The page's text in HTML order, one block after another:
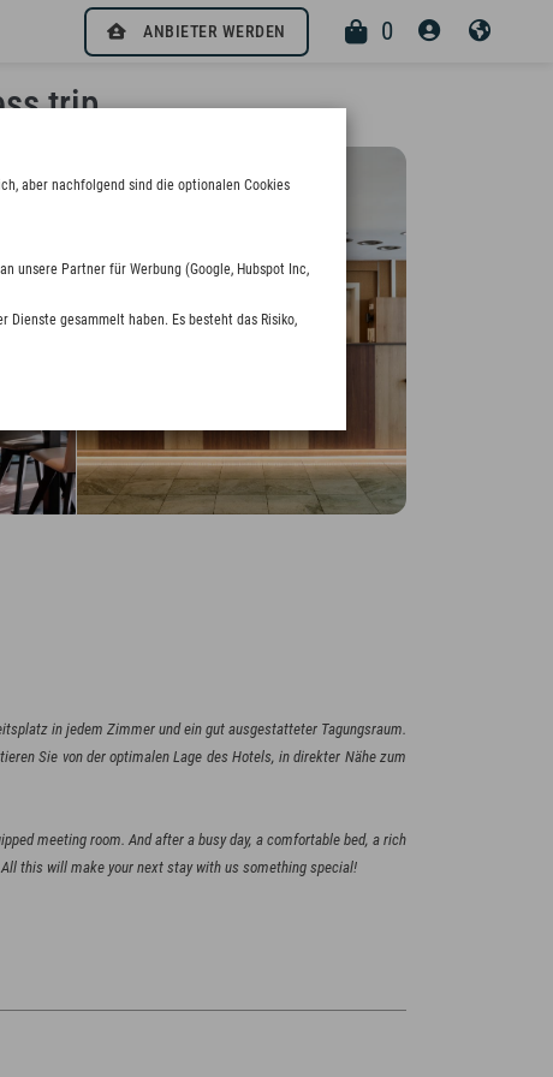
ANBIETER WERDEN 0
trip
in jedem Zimmer und ein gut ausgestatteter Tagungsraum.
Sie von der optimalen Lage des Hotels, in direkter Nähe zum
meeting room. And after a busy day, a comfortable bed, a rich
aber nachfolgend sind die optionalen Cookies
unsere Partner für Werbung (Google, Hubspot Inc,
gesammelt haben. Es besteht das Risiko,